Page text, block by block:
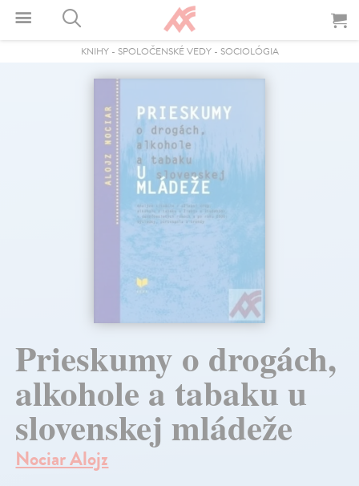
KNIHY- SPOLOČENSKÉ VEDY- SOCIOLÓGIA
Prieskumy o drogách,
alkohole a tabaku u
slovenskej mládeže
Nociar Alojz